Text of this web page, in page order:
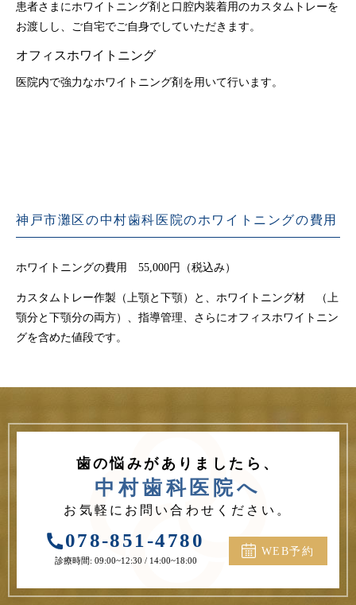
患者さまにホワイトニング剤と口腔内装着用のカスタムトレーを
お渡しし、ご自宅でご自身でしていただきます。
オフィスホワイトニング
医院内で強力なホワイトニング剤を用いて行います。
神戸市灘区の中村歯科医院のホワイトニングの費用
ホワイトニングの費用 55,000円（税込み）
カスタムトレー作製（上顎と下顎）と、ホワイトニング材 （上
顎分と下顎分の両方）、指導管理、さらにオフィスホワイトニン
グを含めた値段です。
歯の悩みがありましたら、
中村歯科医院へ
お気軽にお問い合わせください。
078-851-4780
診療時間: 09:00~12:30 / 14:00~18:00
WEB予約